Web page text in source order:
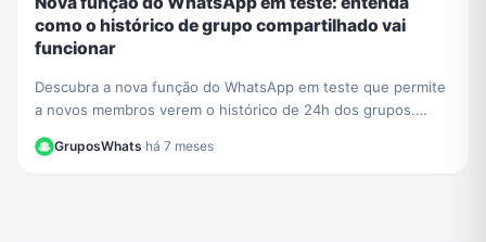
como o histórico de grupo compartilhado vai
funcionar
Descubra a nova função do WhatsApp em teste que permite
a novos membros verem o histórico de 24h dos grupos.
GruposWhats·há 7 meses